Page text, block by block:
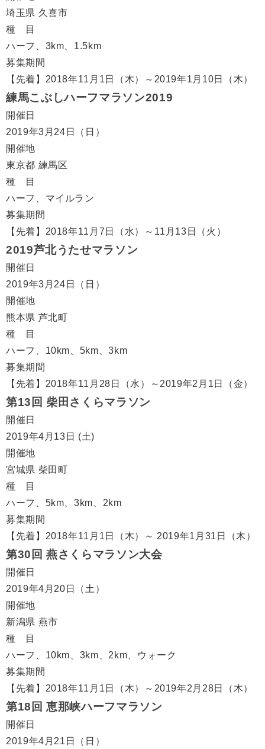
埼玉県 久喜市
種 目
ハーフ、3km、1.5km
募集期間
【先着】2018年11月1日（木）～2019年1月10日（木）
練馬こぶしハーフマラソン2019
開催日
2019年3月24日（日）
開催地
東京都 練馬区
種 目
ハーフ、マイルラン
募集期間
【先着】2018年11月7日（水）～11月13日（火）
2019芦北うたせマラソン
開催日
2019年3月24日（日）
開催地
熊本県 芦北町
種 目
ハーフ、10km、5km、3km
募集期間
【先着】2018年11月28日（水）～2019年2月1日（金）
第13回 柴田さくらマラソン
開催日
2019年4月13日 (土)
開催地
宮城県 柴田町
種 目
ハーフ、5km、3km、2km
募集期間
【先着】2018年11月1日（木）～ 2019年1月31日（木）
第30回 燕さくらマラソン大会
開催日
2019年4月20日（土）
開催地
新潟県 燕市
種 目
ハーフ、10km、3km、2km、ウォーク
募集期間
【先着】2018年11月1日（木）～2019年2月28日（木）
第18回 恵那峡ハーフマラソン
開催日
2019年4月21日（日）